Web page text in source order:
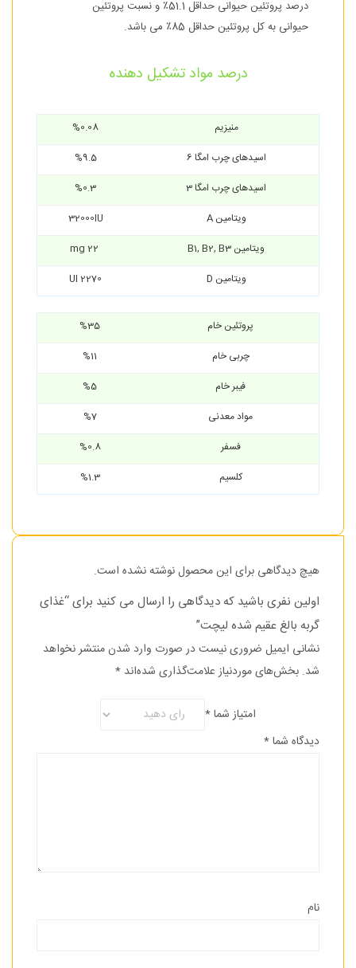
درصد پروتئین حیوانی حداقل 51.1٪ و نسبت پروتئین
حیوانی به کل پروتئین حداقل 85٪ می باشد.
درصد مواد تشکیل دهنده
منیزیم
%0.08
اسیدهای چرب امگا 6
%9.5
اسیدهای چرب امگا 3
%0.3
ویتامین A
32000IU
ویتامین B1, B2, B3
ویتامین D
2270 UI
پروتئین خام
%35
چربی خام
%11
فیبر خام
%5
مواد معدنی
%7
فسفر
%0.8
کلسیم
%1.3
هیچ دیدگاهی برای این محصول نوشته نشده است.
اولین نفری باشید که دیدگاهی را ارسال می کنید برای “غذای
گربه بالغ عقیم شده لیچت”
نشانی ایمیل ضروری نیست در صورت وارد شدن منتشر نخواهد
شد. بخش‌های موردنیاز علامت‌گذاری شده‌اند *
امتیاز شما*
دیدگاه شما*
نام